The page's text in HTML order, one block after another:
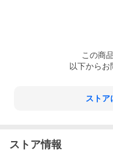
この商品
以下からお
ストア
ストア情報